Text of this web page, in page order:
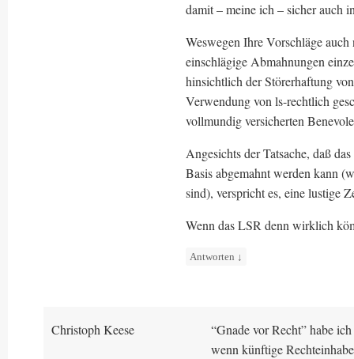
damit – meine ich – sicher auch
Weswegen Ihre Vorschläge
einschlägige Abmahnungen
hinsichtlich der Störerhaftung
Verwendung von ls-rechtlich
vollmundig versicherten
Angesichts der Tatsache, daß
Basis abgemahnt werden kann
sind), verspricht es, eine lustige
Wenn das LSR denn wirklich
Antworten ↓
Christoph Keese
“Gnade vor Recht” habe
wenn künftige